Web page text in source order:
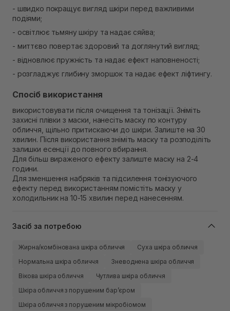
- швидко покращує вигляд шкіри перед важливими
подіями;
- освітлює тьмяну шкіру та надає сяйва;
- миттєво повертає здоровий та доглянутий вигляд;
- відновлює пружність та надає ефект наповненості;
- розгладжує глибину зморшок та надає ефект ліфтингу.
Спосіб використання
використовувати після очищення та тонізації. Зніміть
захисні плівки з маски, нанесіть маску по контуру
обличчя, щільно притискаючи до шкіри. Залиште на 30
хвилин. Після використання зніміть маску та розподіліть
залишки есенції до повного вбирання.
Для більш вираженого ефекту залиште маску на 2-4
години.
Для зменшення набряків та підсилення тонізуючого
ефекту перед використанням помістіть маску у
холодильник на 10-15 хвилин перед нанесенням.
Засіб за потребою
Жирна/комбінована шкіра обличчя
Суха шкіра обличчя
Нормальна шкіра обличчя
Зневоднена шкіра обличчя
Вікова шкіра обличчя
Чутлива шкіра обличчя
Шкіра обличчя з порушеним барʼєром
Шкіра обличчя з порушеним мікробіомом